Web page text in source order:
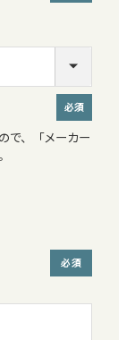
(必須)
で、「メーカー